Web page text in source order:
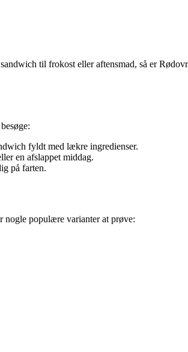
til frokost eller aftensmad, så er
fyldt med lækre ingredienser.
en afslappet middag.
på farten.
nogle populære varianter at prøve: